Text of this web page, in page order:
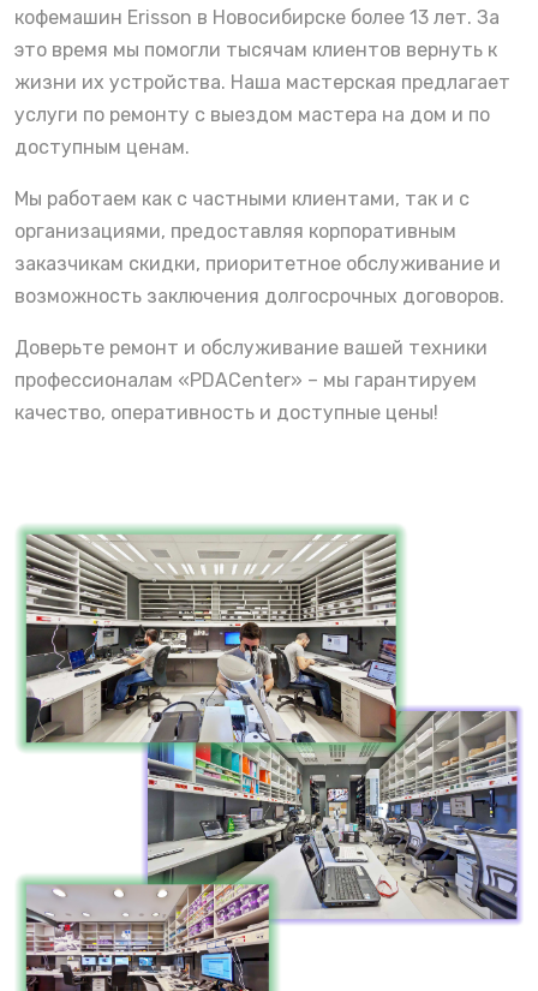
кофемашин Erisson в Новосибирске более 13 лет. За
это время мы помогли тысячам клиентов вернуть к
жизни их устройства. Наша мастерская предлагает
услуги по ремонту с выездом мастера на дом и по
доступным ценам.
Мы работаем как с частными клиентами, так и с
организациями, предоставляя корпоративным
заказчикам скидки, приоритетное обслуживание и
возможность заключения долгосрочных договоров.
Доверьте ремонт и обслуживание вашей техники
профессионалам «PDACenter» – мы гарантируем
качество, оперативность и доступные цены!